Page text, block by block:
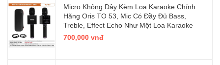
Micro Không Dây Kèm Loa Karaoke Chính
Hãng Oris TO 53, Mic Có Đầy Đủ Bass,
Treble, Effect Echo Như Một Loa Karaoke
700,000 vnđ